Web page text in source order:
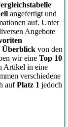
angefertigt und
auf. Unter
Angebote
Überblick von den
wir eine Top 10
Artikel in eine
verschiedene
aufPlatz 1 jedoch